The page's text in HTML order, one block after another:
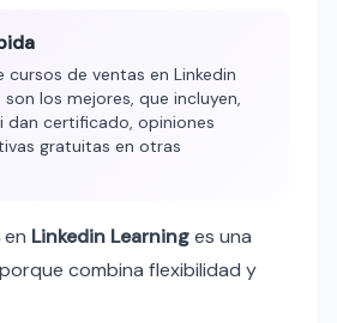
de ventas en Linkedin
son los mejores, que incluyen,
dan certificado, opiniones
gratuitas en otras
en Linkedin Learninges una
combina flexibilidad y